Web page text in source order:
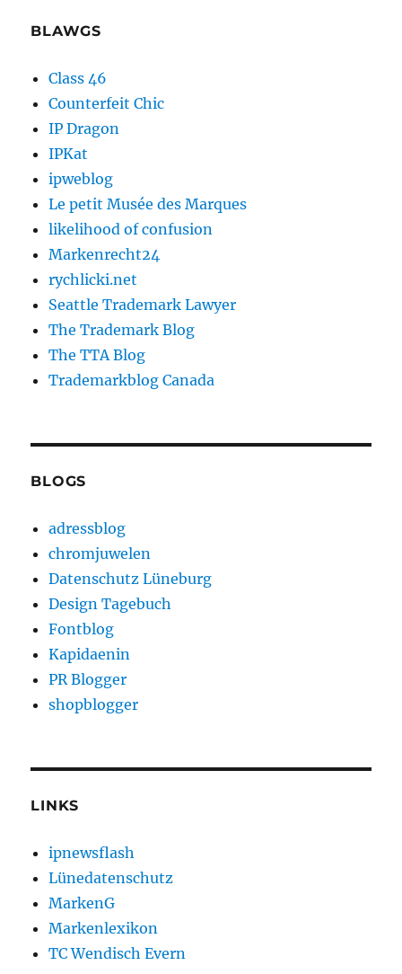
BLAWGS
Class 46
Counterfeit Chic
IP Dragon
IPKat
ipweblog
Le petit Musée des Marques
likelihood of confusion
Markenrecht24
rychlicki.net
Seattle Trademark Lawyer
The Trademark Blog
The TTA Blog
Trademarkblog Canada
BLOGS
adressblog
chromjuwelen
Datenschutz Lüneburg
Design Tagebuch
Fontblog
Kapidaenin
PR Blogger
shopblogger
LINKS
ipnewsflash
Lünedatenschutz
MarkenG
Markenlexikon
TC Wendisch Evern